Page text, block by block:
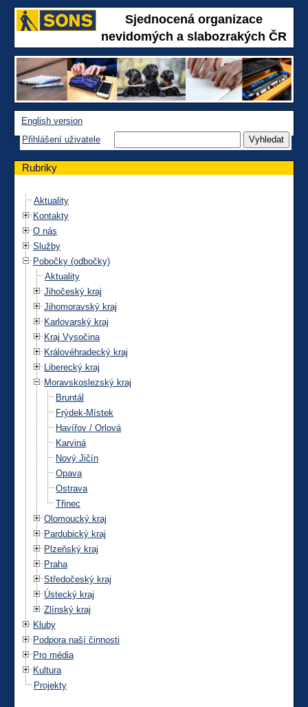
Sjednocená organizace
nevidomých a slabozrakých ČR
English version
Přihlášení uživatele
Rubriky
Aktuality
Kontakty
O nás
Služby
Pobočky (odbočky)
Aktuality
Jihočeský kraj
Jihomoravský kraj
Karlovarský kraj
Kraj Vysočina
Královéhradecký kraj
Liberecký kraj
Moravskoslezský kraj
Bruntál
Frýdek-Místek
Havířov / Orlová
Karviná
Nový Jičín
Opava
Ostrava
Třinec
Olomoucký kraj
Pardubický kraj
Plzeňský kraj
Praha
Středočeský kraj
Ústecký kraj
Zlínský kraj
Kluby
Podpora naší činnosti
Pro média
Kultura
Projekty